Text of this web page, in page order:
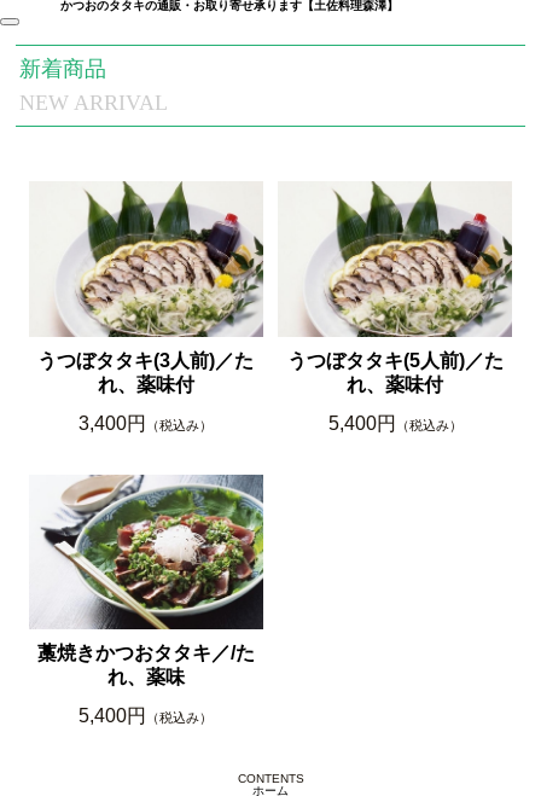
かつおのタタキの通販・お取り寄せ承ります【土佐料理森澤】
NEW ARRIVAL
新着商品
うつぼタタキ(3人前)／た
れ、薬味付
3,400円
（税込み）
うつぼタタキ(5人前)／た
れ、薬味付
5,400円
（税込み）
藁焼きかつおタタキ／/た
れ、薬味
5,400円
（税込み）
CONTENTS
ホーム